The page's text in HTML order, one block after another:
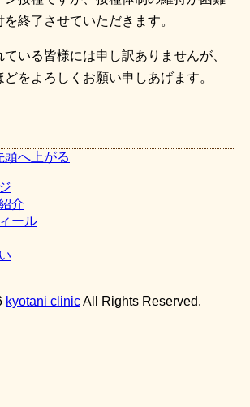
終了させていただきます。
いる皆様には申し訳ありませんが、
をよろしくお願い申しあげます。
介
ール
kyotani clinicAll Rights Reserved.